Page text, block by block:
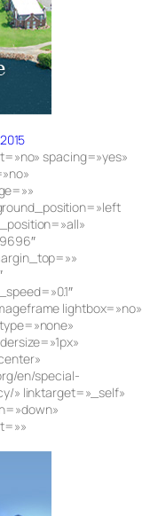
spacing=»yes»
lightbox=»no»
en/special-
» linktarget=»_self»